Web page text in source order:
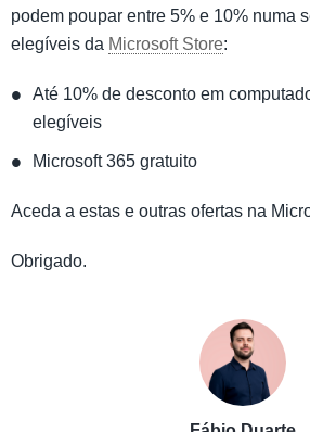
podem poupar entre 5% e 10% numa
elegíveis da Microsoft Store:
Até 10% de desconto em
elegíveis
Microsoft 365 gratuito
Aceda a estas e outras ofertas na
Obrigado.